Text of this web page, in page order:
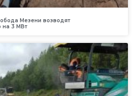
Мезени возводят
на 3 МВт